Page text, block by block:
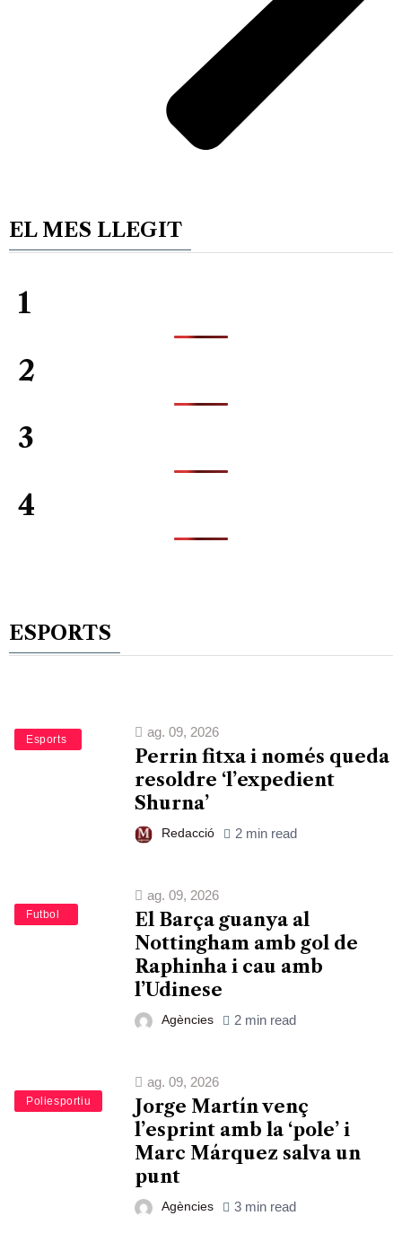
EL MES LLEGIT
1
2
3
4
ESPORTS
Bàsquet
Esports
ag. 09, 2026
Perrin fitxa i només queda
resoldre ‘l’expedient
Shurna’
Redacció 2 min read
Esports
Futbol
ag. 09, 2026
El Barça guanya al
Nottingham amb gol de
Raphinha i cau amb
l’Udinese
Agències 2 min read
Esports
Poliesportiu
ag. 09, 2026
Jorge Martín venç
l’esprint amb la ‘pole’ i
Marc Márquez salva un
punt
Agències 3 min read